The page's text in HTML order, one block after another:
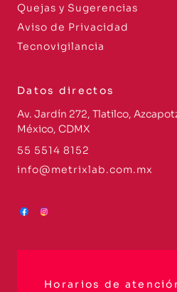
Quejas y Sugerencias
Aviso de Privacidad
Tecnovigilancia
Datos directos
Av. Jardín 272, Tlatilco,
México, CDMX
55 5514 8152
info@metrixlab.com.mx
Horarios de